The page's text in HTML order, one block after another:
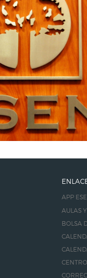
APP
AULAS
BOLSA